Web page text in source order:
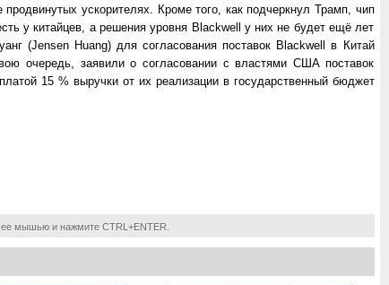
ускорителях. Кроме того, как подчеркнул Трамп, чип
у китайцев, а решения уровня Blackwell у них не будет ещё лет
(Jensen Huang) для согласования поставок Blackwell в Китай
очередь, заявили о согласовании с властями США поставок
15 % выручки от их реализации в государственный бюджет
мышью и нажмите CTRL+ENTER.